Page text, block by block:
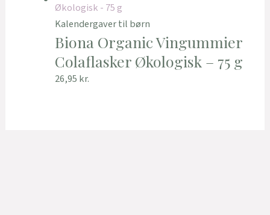
Kalendergaver til børn
Biona Organic Vingummier
Colaflasker Økologisk – 75 g
26,95 kr.